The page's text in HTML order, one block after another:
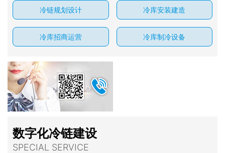
冷链规划设计 冷库安装建造
冷库招商运营 冷库制冷设备
数字化冷链建设
SPECIAL SERVICE